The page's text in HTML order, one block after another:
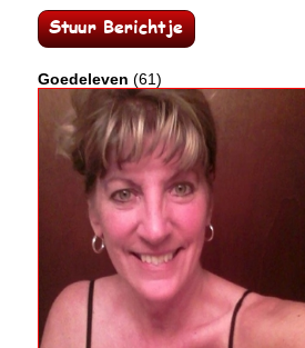
Goedeleven (61)